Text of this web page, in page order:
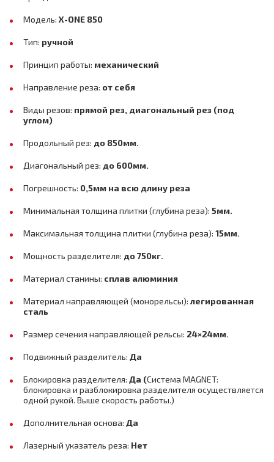
Модель: X-ONE 850
Тип: ручной
Принцип работы: механический
Направление реза: от себя
Виды резов: прямой рез, диагональный рез (под
углом)
Продольный рез: до 850мм.
Диагональный рез: до 600мм.
Погрешность: 0,5мм на всю длину реза
Минимальная толщина плитки (глубина реза): 5мм.
Максимальная толщина плитки (глубина реза): 15мм.
Мощность разделителя: до 750кг.
Материал станины: сплав алюминия
Материал направляющей (монорельсы): легированная
сталь
Размер сечения направляющей рельсы: 24×24мм.
Подвижный разделитель: Да
Блокировка разделителя: Да (Система MAGNET:
блокировка и разблокировка разделителя осуществляется
одной рукой. Выше скорость работы.)
Дополнительная основа: Да
Лазерный указатель реза: Нет